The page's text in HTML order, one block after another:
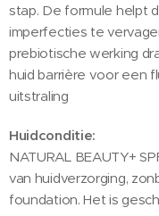
stap. De formule helpt
imperfecties te
prebiotische werking
huid barrière voor een
uitstraling
Huidconditie:
NATURAL BEAUTY+
van huidverzorging,
foundation. Het is